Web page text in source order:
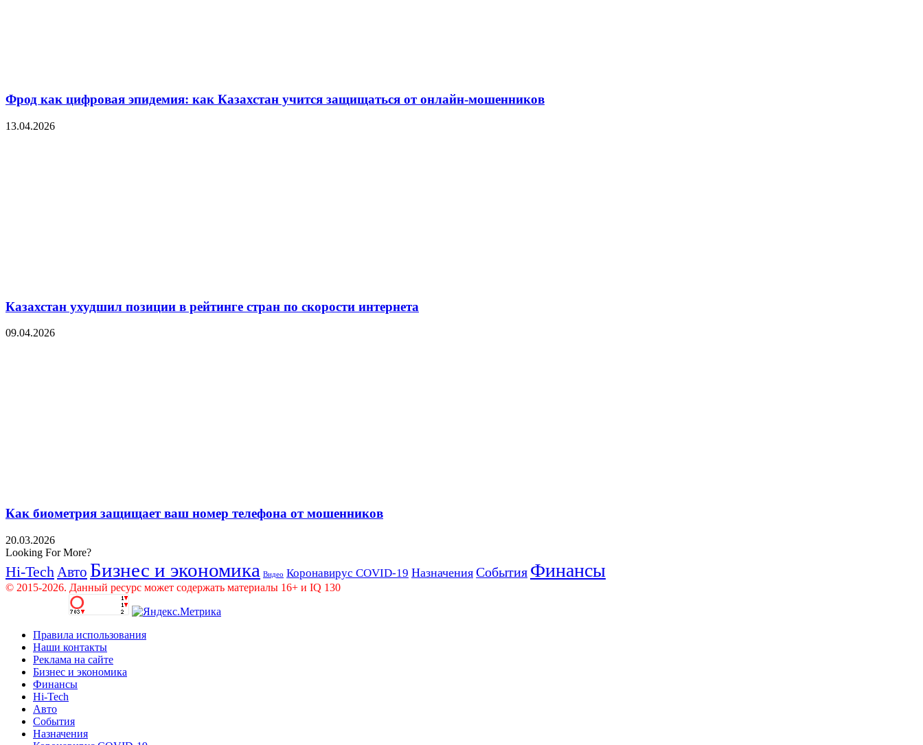
Фрод как цифровая эпидемия: как Казахстан учится защищаться от онлайн-мошенников
13.04.2026
Казахстан ухудшил позиции в рейтинге стран по скорости интернета
09.04.2026
Как биометрия защищает ваш номер телефона от мошенников
20.03.2026
Looking For More?
Hi-Tech Авто Бизнес и экономика Видео Коронавирус COVID-19 Назначения События Финансы
© 2015-2026. Данный ресурс может содержать материалы 16+ и IQ 130
Правила использования
Наши контакты
Реклама на сайте
Бизнес и экономика
Финансы
Hi-Tech
Авто
События
Назначения